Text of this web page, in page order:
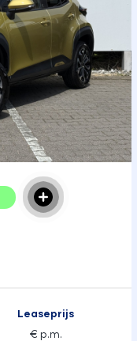
Leaseprijs
€ p.m.